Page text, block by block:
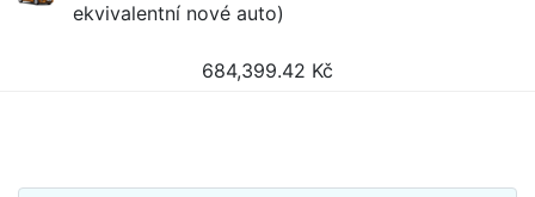
ekvivalentní nové auto)
684,399.42 Kč